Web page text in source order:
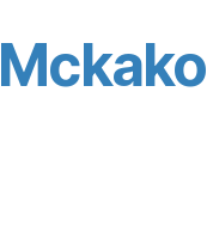
Mckako